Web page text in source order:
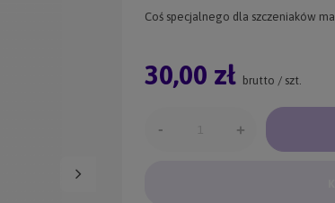
Coś specjalnego dla szczeniaków
30,00 zł brutto / szt.
- +